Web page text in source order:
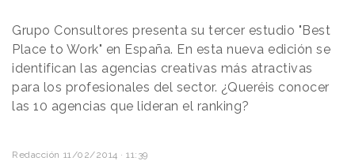
Grupo Consultores presenta su tercer estudio "Best
Place to Work" en España. En esta nueva edición se
identifican las agencias creativas más atractivas
para los profesionales del sector. ¿Queréis conocer
las 10 agencias que lideran el ranking?
Redacción 11/02/2014 · 11:39